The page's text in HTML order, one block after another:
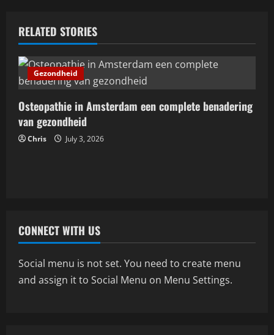
a
v
i
g
a
n
RELATED STORIES
Gezondheid
Osteopathie in Amsterdam een complete benadering
van gezondheid
Chris July 3, 2026
CONNECT WITH US
Social menu is not set. You need to create menu
and assign it to Social Menu on Menu Settings.
2
complete benadering van gezondheid
July 3, 2026
Reizen
Onvergetelijke avonturen op een luxe